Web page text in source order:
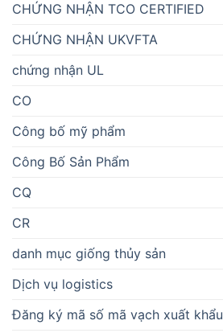
CHỨNG NHẬN TCO CERTIFIED
CHỨNG NHẬN UKVFTA
chứng nhận UL
CO
Công bố mỹ phẩm
Công Bố Sản Phẩm
CQ
CR
danh mục giống thủy sản
Dịch vụ logistics
Đăng ký mã số mã vạch xuất khẩu